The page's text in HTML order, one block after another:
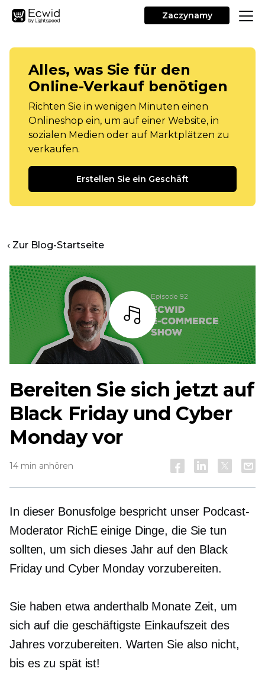
Zaczynamy
Alles, was Sie für den
Online-Verkauf benötigen
Richten Sie in wenigen Minuten einen
Onlineshop ein, um auf einer Website, in
sozialen Medien oder auf Marktplätzen zu
verkaufen.
Erstellen Sie ein Geschäft
‹ Zur Blog-Startseite
Zuhören
Bereiten Sie sich jetzt auf
Black Friday und Cyber ​​
Monday vor
14 min anhören
In dieser Bonusfolge bespricht unser Podcast-
Moderator RichE einige Dinge, die Sie tun
sollten, um sich dieses Jahr auf den Black
Friday und Cyber ​​Monday vorzubereiten.
Sie haben etwa anderthalb Monate Zeit, um
sich auf die geschäftigste Einkaufszeit des
Jahres vorzubereiten. Warten Sie also nicht,
bis es zu spät ist!